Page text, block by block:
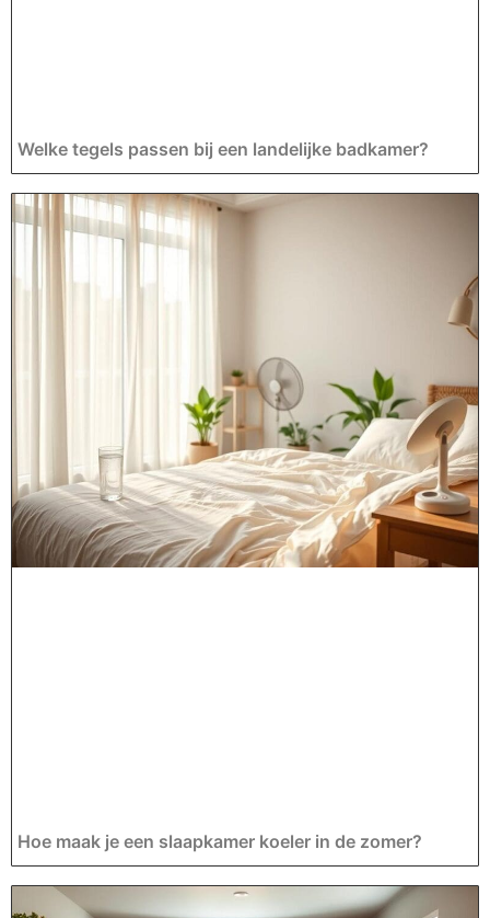
Welke tegels passen bij een landelijke badkamer?
Hoe maak je een slaapkamer koeler in de zomer?